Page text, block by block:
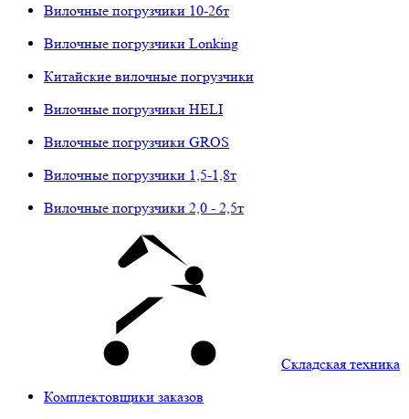
Вилочные погрузчики 10-26т
Вилочные погрузчики Lonking
Китайские вилочные погрузчики
Вилочные погрузчики HELI
Вилочные погрузчики GROS
Вилочные погрузчики 1,5-1,8т
Вилочные погрузчики 2,0 - 2,5т
Складская техника
Комплектовщики заказов